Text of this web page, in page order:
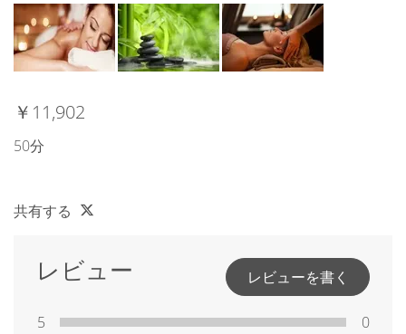
￥11,902
50分
共有する
レビュー レビューを書く
5
0